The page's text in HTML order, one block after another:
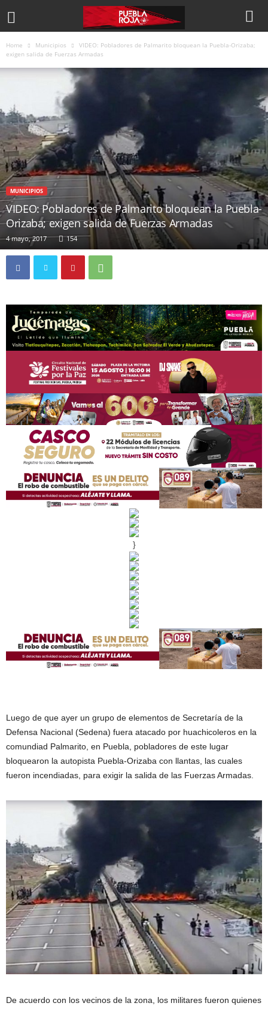
Home Municipios
VIDEO: Pobladores de Palmarito bloquean la Puebla-Orizaba;
exigen salida de Fuerzas Armadas
MUNICIPIOS
VIDEO: Pobladores de Palmarito bloquean la Puebla-
Orizaba; exigen salida de Fuerzas Armadas
4 mayo, 2017 154
}
Luego de que ayer un grupo de elementos de Secretaría de la
Defensa Nacional (Sedena) fuera atacado por huachicoleros en la
comundiad Palmarito, en Puebla, pobladores de este lugar
bloquearon la autopista Puebla-Orizaba con llantas, las cuales
fueron incendiadas, para exigir la salida de las Fuerzas Armadas.
De acuerdo con los vecinos de la zona, los militares fueron quienes